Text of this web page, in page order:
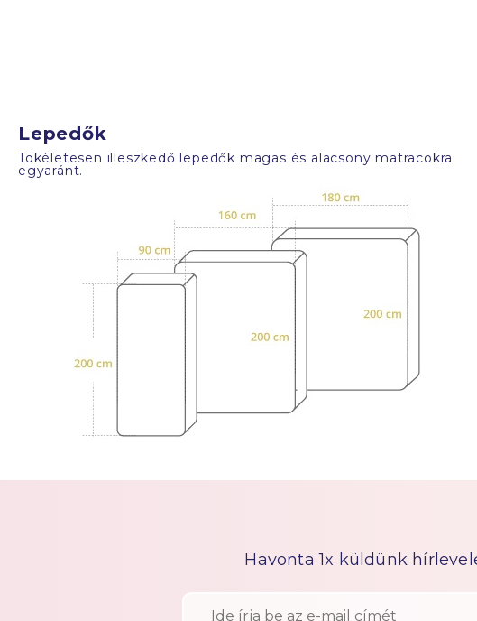
Lepedők
Tökéletesen illeszkedő lepedők magas és alacsony matracokra
egyaránt.
Havonta 1x küldünk